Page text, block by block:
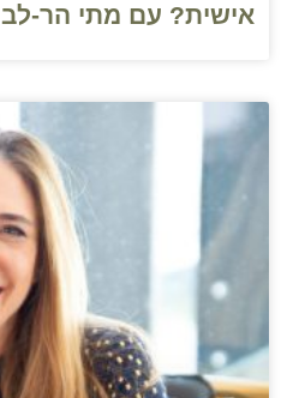
אישית? עם מתי הר-לב